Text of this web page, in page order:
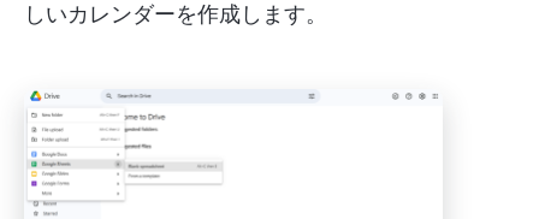
しいカレンダーを作成します。